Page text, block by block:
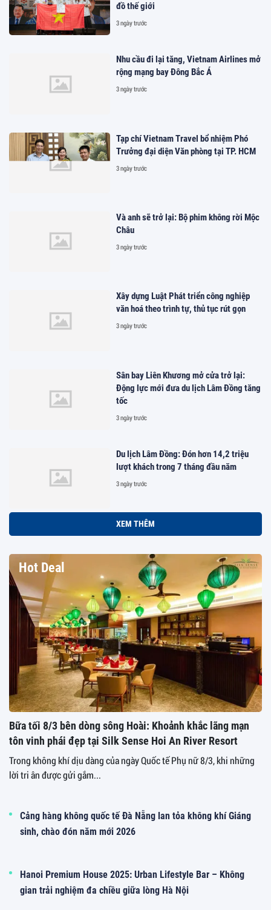
đồ thế giới
3 ngày trước
Nhu cầu đi lại tăng, Vietnam Airlines mở
rộng mạng bay Đông Bắc Á
3 ngày trước
Tạp chí Vietnam Travel bổ nhiệm Phó
Trưởng đại diện Văn phòng tại TP. HCM
3 ngày trước
Và anh sẽ trở lại: Bộ phim không rời Mộc
Châu
3 ngày trước
Xây dựng Luật Phát triển công nghiệp
văn hoá theo trình tự, thủ tục rút gọn
3 ngày trước
Sân bay Liên Khương mở cửa trở lại:
Động lực mới đưa du lịch Lâm Đồng tăng
tốc
3 ngày trước
Du lịch Lâm Đồng: Đón hơn 14,2 triệu
lượt khách trong 7 tháng đầu năm
3 ngày trước
XEM THÊM
Hot Deal
Bữa tối 8/3 bên dòng sông Hoài: Khoảnh khắc lãng mạn
tôn vinh phái đẹp tại Silk Sense Hoi An River Resort
Trong không khí dịu dàng của ngày Quốc tế Phụ nữ 8/3, khi những
lời tri ân được gửi gắm...
Cảng hàng không quốc tế Đà Nẵng lan tỏa không khí Giáng
sinh, chào đón năm mới 2026
Hanoi Premium House 2025: Urban Lifestyle Bar – Không
gian trải nghiệm đa chiều giữa lòng Hà Nội